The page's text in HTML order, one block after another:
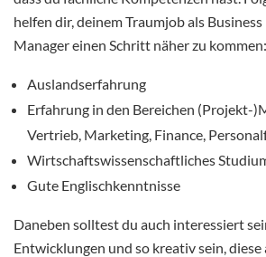
helfen dir, deinem Traumjob als
Manager einen Schritt näher zu kommen:
Auslandserfahrung
Erfahrung in den Bereichen (Projekt-
Vertrieb, Marketing, Finance,
Wirtschaftswissenschaftliches
Gute Englischkenntnisse
Daneben solltest du auch interessiert
Entwicklungen und so kreativ sein, diese